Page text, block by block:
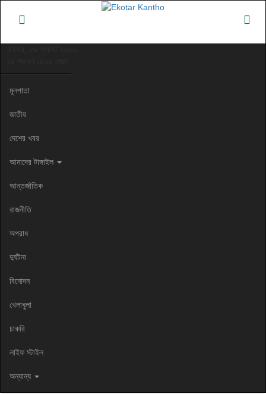
মূলপাতা
জাতীয়
দেশের খবর
আমাদের টাঙ্গাইল
আন্তর্জাতিক
রাজনীতি
অপরাধ
দুর্ঘটনা
বিনোদন
খেলাধুলা
চাকরি
লাইফ স্টাইল
অন্যান্য